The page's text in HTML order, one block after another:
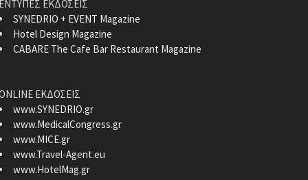
ΕΝΤΥΠΕΣ ΕΚΔΟΣΕΙΣ
SYNEDRIO + EVENT Magazine
Hotel Design Magazine
CABARE The Cafe Bar Restaurant Magazine
ΕΚΔΟΣΕΙΣ
www.SYNEDRIO.gr
www.MedicalCongress.gr
www.MICE.gr
www.Travel-Agent.eu
www.HotelMag.gr